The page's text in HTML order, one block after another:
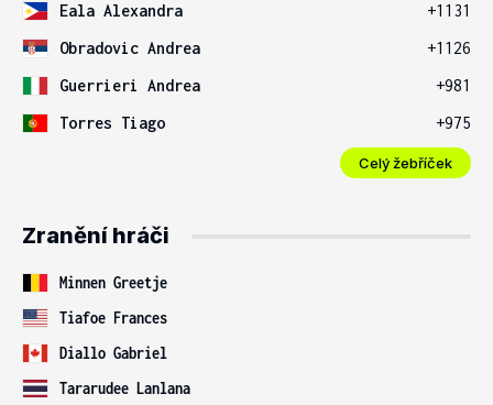
Eala Alexandra
+1131
Obradovic Andrea
+1126
Guerrieri Andrea
+981
Torres Tiago
+975
Celý žebříček
Zranění hráči
Minnen Greetje
Tiafoe Frances
Diallo Gabriel
Tararudee Lanlana